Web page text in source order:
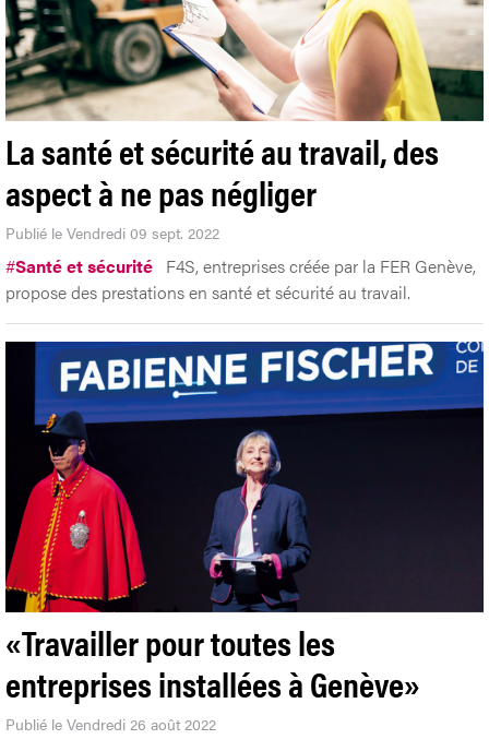
La santé et sécurité au travail, des
aspect à ne pas négliger
Publié le Vendredi 09 sept. 2022
#Santé et sécurité F4S, entreprises créée par la FER Genève,
propose des prestations en santé et sécurité au travail.
«Travailler pour toutes les
entreprises installées à Genève»
Publié le Vendredi 26 août 2022